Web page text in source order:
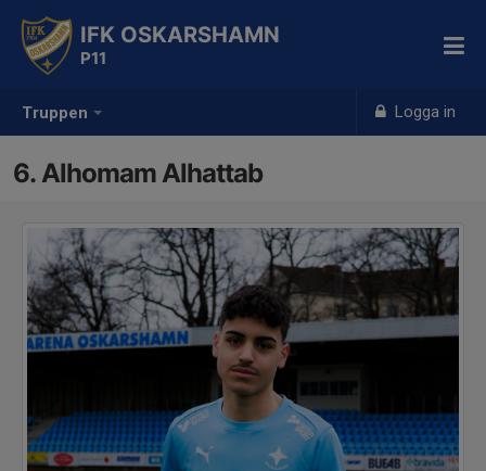
Truppen Logga in
IFK OSKARSHAMN
P11
6. Alhomam Alhattab